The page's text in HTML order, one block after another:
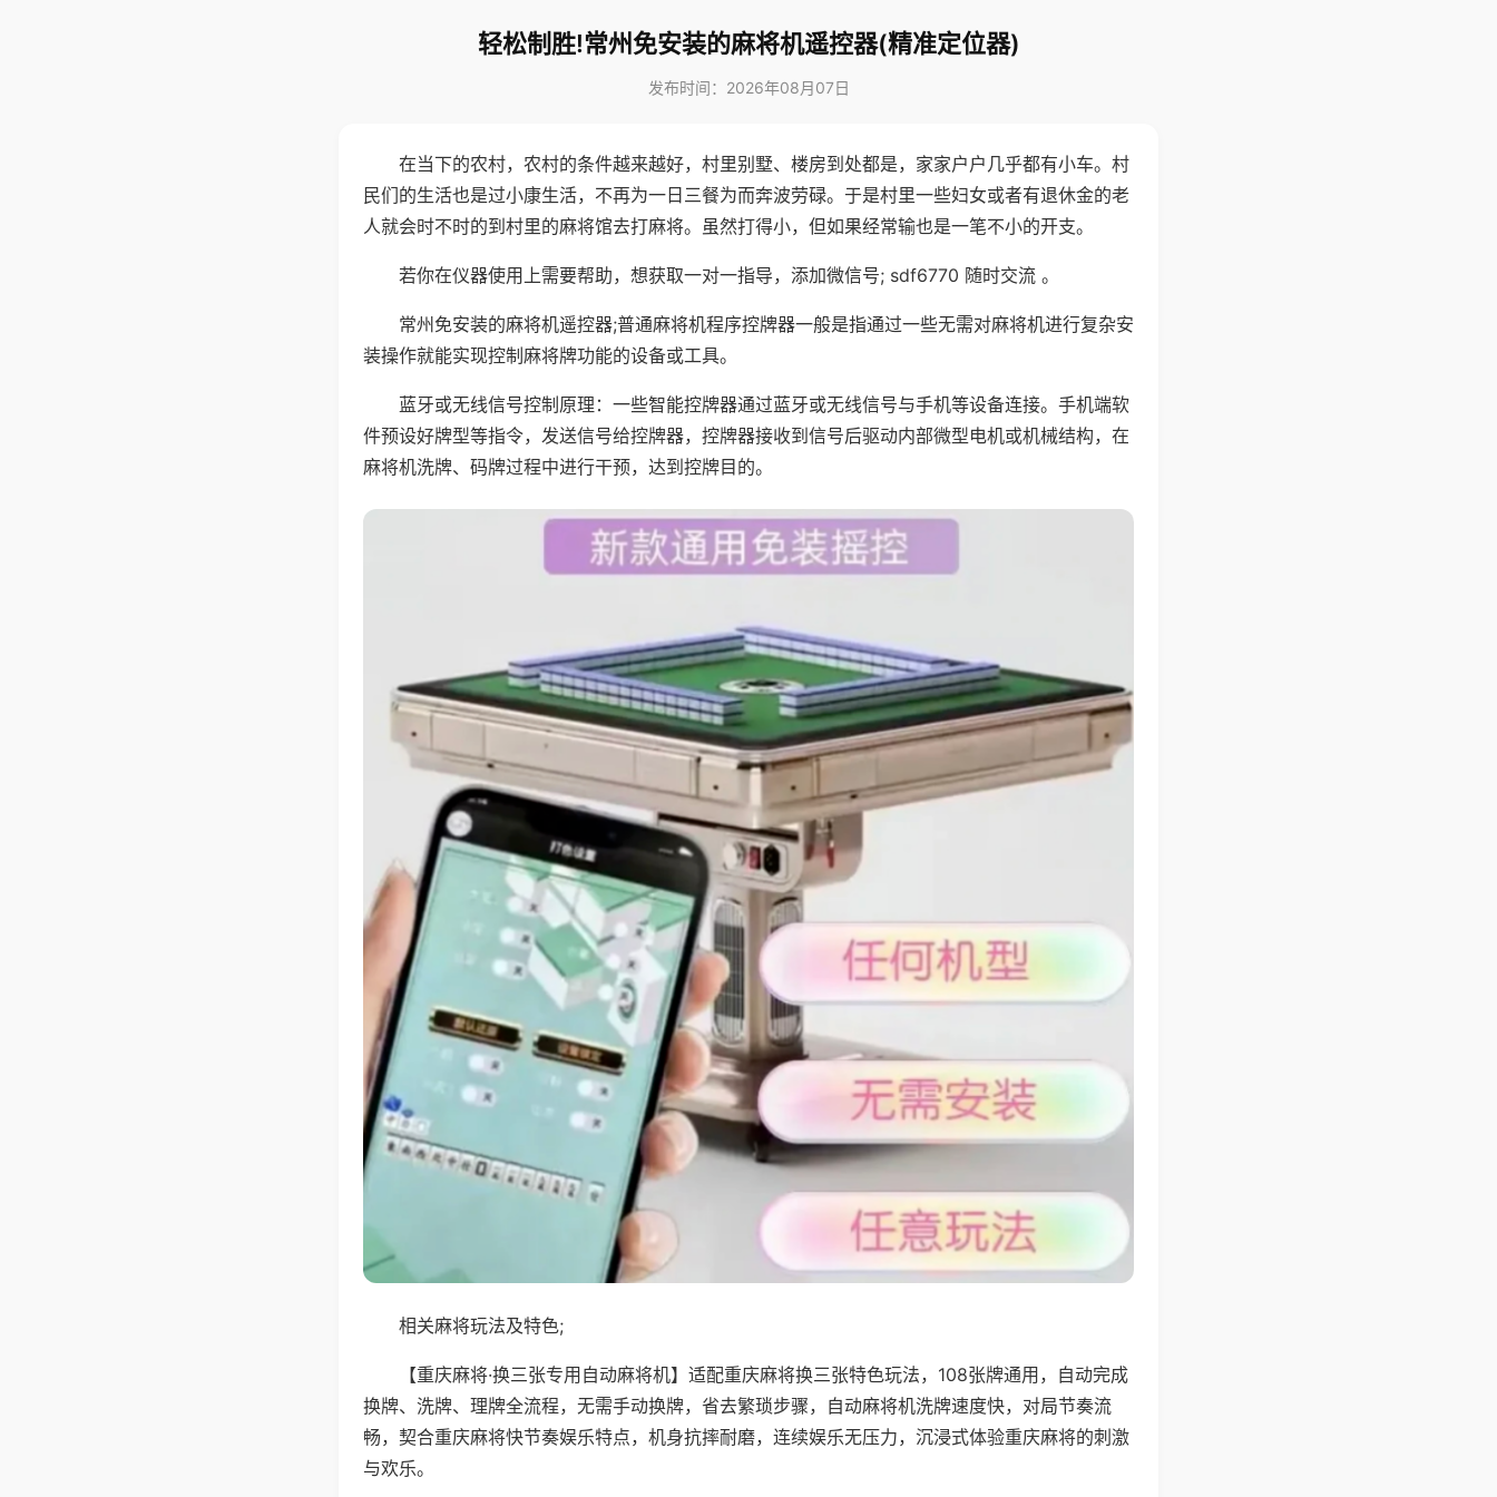
轻松制胜!常州免安装的麻将机遥控器(精准定位器)
发布时间：2026年08月07日
在当下的农村，农村的条件越来越好，村里别墅、楼房到处都是，家家户户几乎都有小车。村
民们的生活也是过小康生活，不再为一日三餐为而奔波劳碌。于是村里一些妇女或者有退休金的老
人就会时不时的到村里的麻将馆去打麻将。虽然打得小，但如果经常输也是一笔不小的开支。
若你在仪器使用上需要帮助，想获取一对一指导，添加微信号; sdf6770 随时交流 。
常州免安装的麻将机遥控器;普通麻将机程序控牌器一般是指通过一些无需对麻将机进行复杂安
装操作就能实现控制麻将牌功能的设备或工具。
蓝牙或无线信号控制原理：一些智能控牌器通过蓝牙或无线信号与手机等设备连接。手机端软
件预设好牌型等指令，发送信号给控牌器，控牌器接收到信号后驱动内部微型电机或机械结构，在
麻将机洗牌、码牌过程中进行干预，达到控牌目的。
相关麻将玩法及特色;
【重庆麻将·换三张专用自动麻将机】适配重庆麻将换三张特色玩法，108张牌通用，自动完成
换牌、洗牌、理牌全流程，无需手动换牌，省去繁琐步骤，自动麻将机洗牌速度快，对局节奏流
畅，契合重庆麻将快节奏娱乐特点，机身抗摔耐磨，连续娱乐无压力，沉浸式体验重庆麻将的刺激
与欢乐。